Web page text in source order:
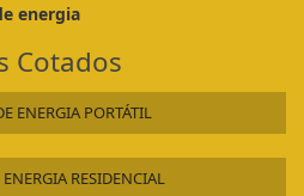
energia
Cotados
ENERGIA PORTÁTIL
RESIDENCIAL